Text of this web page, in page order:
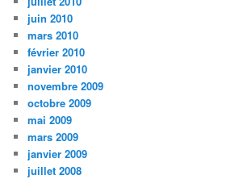
juin 2010
mars 2010
février 2010
janvier 2010
novembre 2009
octobre 2009
mai 2009
mars 2009
janvier 2009
juillet 2008